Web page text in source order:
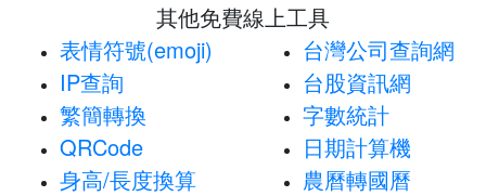
其他免費線上工具
表情符號(emoji)
IP查詢
繁簡轉換
QRCode
身高/長度換算
台灣公司查詢網
台股資訊網
字數統計
日期計算機
農曆轉國曆